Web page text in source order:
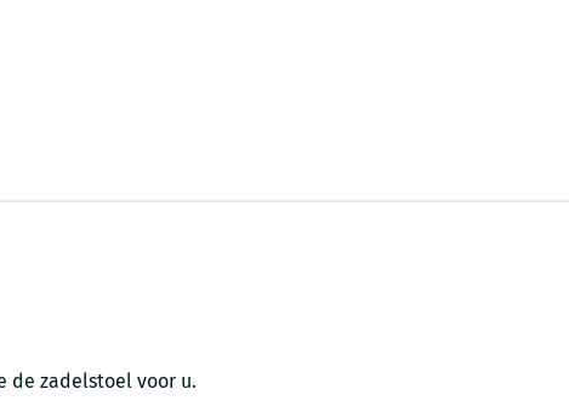
de zadelstoel voor u.